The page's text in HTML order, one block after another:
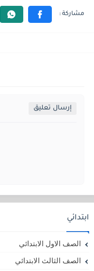
إرسال تعليق
ابتدائي
الصف الاول الابتدائي
الصف الثالث الابتدائي